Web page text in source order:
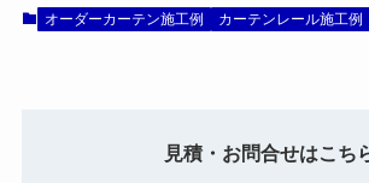
オーダーカーテン施工例 カーテンレール施工例
見積・お問合せはこち